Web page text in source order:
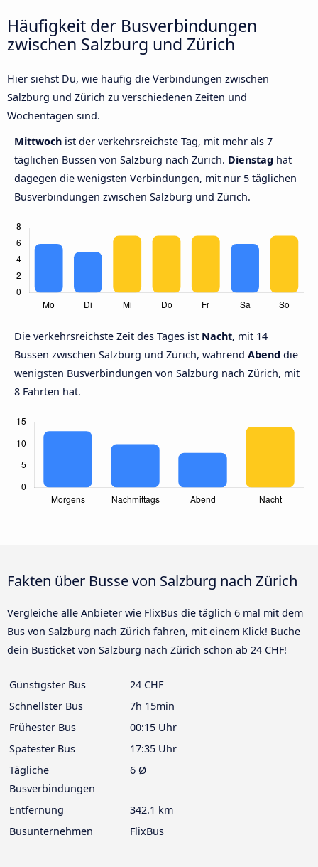
Häufigkeit der Busverbindungen
zwischen Salzburg und Zürich
Hier siehst Du, wie häufig die Verbindungen zwischen
Salzburg und Zürich zu verschiedenen Zeiten und
Wochentagen sind.
Mittwoch ist der verkehrsreichste Tag, mit mehr als 7
täglichen Bussen von Salzburg nach Zürich. Dienstag hat
dagegen die wenigsten Verbindungen, mit nur 5 täglichen
Busverbindungen zwischen Salzburg und Zürich.
Die verkehrsreichste Zeit des Tages ist Nacht, mit 14
Bussen zwischen Salzburg und Zürich, während Abend die
wenigsten Busverbindungen von Salzburg nach Zürich, mit
8 Fahrten hat.
Fakten über Busse von Salzburg nach Zürich
Vergleiche alle Anbieter wie FlixBus die täglich 6 mal mit dem
Bus von Salzburg nach Zürich fahren, mit einem Klick! Buche
dein Busticket von Salzburg nach Zürich schon ab 24 CHF!
Günstigster Bus
24 CHF
Schnellster Bus
7h 15min
Frühester Bus
00:15 Uhr
Spätester Bus
17:35 Uhr
Tägliche
Busverbindungen
6 Ø
Entfernung
342.1 km
Busunternehmen
FlixBus